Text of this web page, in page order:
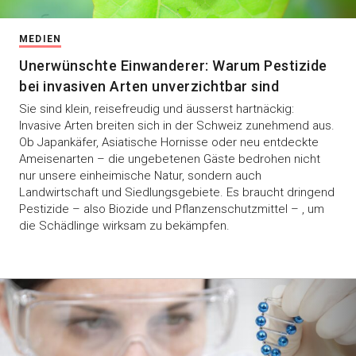
MEDIEN
Unerwünschte Einwanderer: Warum Pestizide
bei invasiven Arten unverzichtbar sind
Sie sind klein, reisefreudig und äusserst hartnäckig:
Invasive Arten breiten sich in der Schweiz zunehmend aus.
Ob Japankäfer, Asiatische Hornisse oder neu entdeckte
Ameisenarten – die ungebetenen Gäste bedrohen nicht
nur unsere einheimische Natur, sondern auch
Landwirtschaft und Siedlungsgebiete. Es braucht dringend
Pestizide – also Biozide und Pflanzenschutzmittel – , um
die Schädlinge wirksam zu bekämpfen.